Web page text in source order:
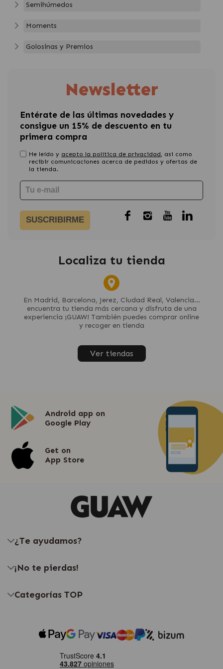
Semihúmedos
Moments
Golosinas y Premios
Newsletter
Entérate de las últimas novedades y
consigue un 15% de descuento en tu
primera compra
He leído y acepto la política de privacidad, asi como
recibir comunicaciones acerca de pedidos y ofertas de
la tienda.
SUSCRIBIRME
Localiza tu tienda
En Madrid, Barcelona, Jerez, Ciudad Real, Valencia...
encuentra tu tienda más cercana y disfruta de una
experiencia ¡GUAW! También puedes comprar online
y recoger en tienda
Ver tiendas
Android app on
Google Play
Get on
App Store
¿Te ayudamos?
¡No te pierdas!
Categorías TOP